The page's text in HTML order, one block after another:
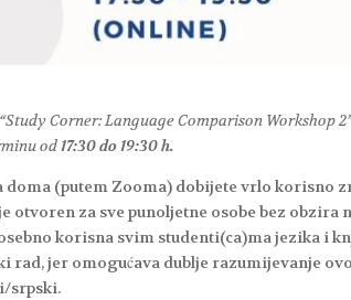
Corner: Language Comparison Workshop
od17:30 do 19:30 h.
(putem Zooma) dobijete vrlo korisno
otvoren za sve punoljetne osobe bez obzira
korisna svim studenti(ca)ma jezika i
rad, jer omogućava dublje razumijevanje
srpski.